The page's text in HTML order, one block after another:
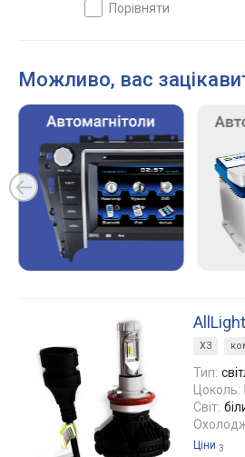
порівняти
Можливо, вас
X3
Тип:
Цоколь:
Світ:
Ціни 3